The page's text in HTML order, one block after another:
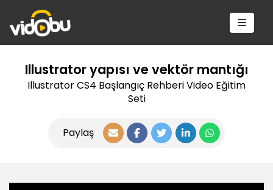
Illustrator yapısı ve vektör mantığı
Illustrator CS4 Başlangıç Rehberi Video Eğitim
Seti
Paylaş